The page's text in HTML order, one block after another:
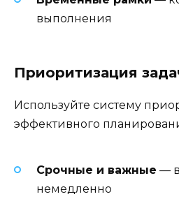
выполнения
Приоритизация
Используйте систему
эффективного
Срочные и важные —
немедленно